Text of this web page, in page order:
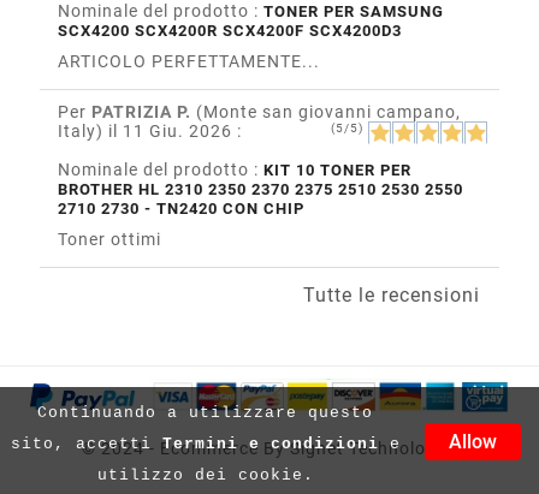
Continuando a utilizzare questo
sito, accettiTermini e condizionie
utilizzo dei cookie.
Allow
Nominale del prodotto : TONER PER SAMSUNG
SCX4200 SCX4200R SCX4200F SCX4200D3
ARTICOLO PERFETTAMENTE...
Per PATRIZIA P. (Monte san giovanni campano,
Italy) il 11 Giu. 2026 : (5/5)
Nominale del prodotto : KIT 10 TONER PER
BROTHER HL 2310 2350 2370 2375 2510 2530 2550
2710 2730 - TN2420 CON CHIP
Toner ottimi
Tutte le recensioni
© 2024 - Ecommerce By Signet Technology™